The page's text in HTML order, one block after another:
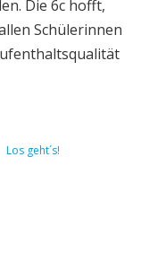
Die 6c hofft,
Schülerinnen
Los geht´s!